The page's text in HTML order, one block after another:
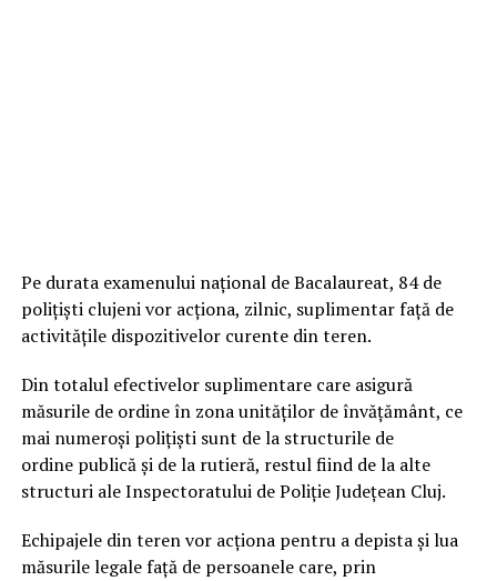
Pe durata examenului naţional de Bacalaureat, 84 de
poliţişti clujeni vor acţiona, zilnic, suplimentar faţă de
activităţile dispozitivelor curente din teren.
Din totalul efectivelor suplimentare care asigură
măsurile de ordine în zona unităţilor de învăţământ, ce
mai numeroşi poliţişti sunt de la structurile de
ordine publică şi de la rutieră, restul fiind de la alte
structuri ale Inspectoratului de Poliţie Judeţean Cluj.
Echipajele din teren vor acţiona pentru a depista şi lua
măsurile legale faţă de persoanele care, prin